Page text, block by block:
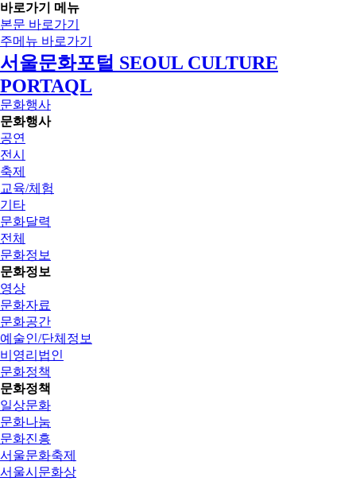
바로가기 메뉴
본문 바로가기
주메뉴 바로가기
서울문화포털 SEOUL CULTURE
PORTAQL
문화행사
문화행사
공연
전시
축제
교육/체험
기타
문화달력
전체
문화정보
문화정보
영상
문화자료
문화공간
예술인/단체정보
비영리법인
문화정책
문화정책
일상문화
문화나눔
문화진흥
서울문화축제
서울시문화상